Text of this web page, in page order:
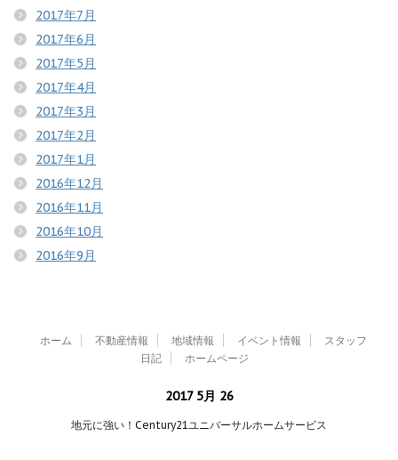
2017年7月
2017年6月
2017年5月
2017年4月
2017年3月
2017年2月
2017年1月
2016年12月
2016年11月
2016年10月
2016年9月
ホーム 不動産情報 地域情報 イベント情報
スタッフ
日記
ホームページ
2017 5月 26
地元に強い！Century21ユニバーサルホームサービス